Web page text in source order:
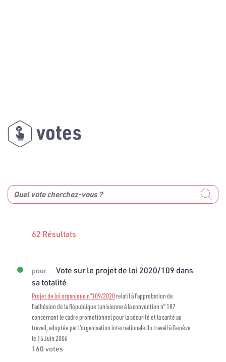
votes
62 Résultats
pour
Vote sur le projet de loi 2020/109 dans
sa totalité
Projet de loi organique n°109/2020relatif à l'approbation de
l'adhésion de la République tunisienne à la convention n° 187
concernant le cadre promotionnel pour la sécurité et la santé au
travail, adoptée par l'organisation internationale du travail à Genève
le 15 Juin 2006
160 votes